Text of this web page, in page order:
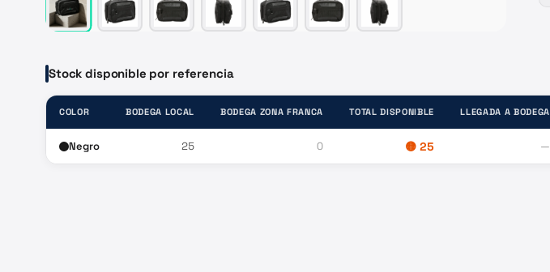
Stock disponible por referencia
COLOR BODEGA LOCAL BODEGA ZONA FRANCA TOTAL DISPONIBLE LLEGADA A BODEGA
Negro 25 0 🟡 25 —